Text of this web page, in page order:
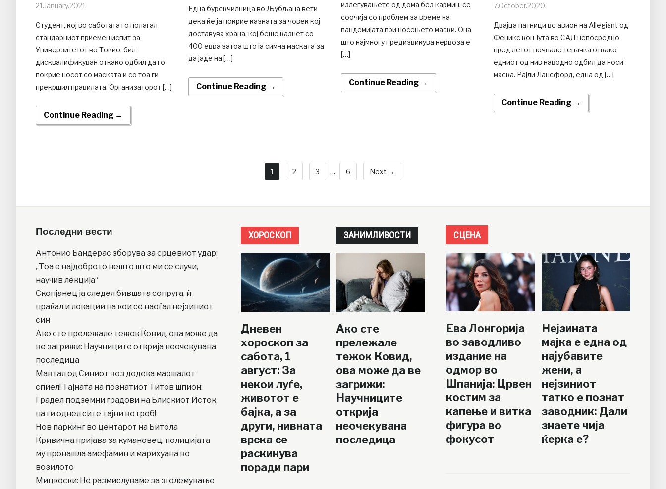
21.January.2021
Студент, кој во саботата го полагал
стандарниот приемен испит за
Универзитетот во Токио, бил
дисквалификуван откако одбил да го
покрие носот со маската и со тоа ги
прекршил правилата. Организаторот […]
Continue Reading →
Една бурекчилница во Љубљана вети
дека ќе ја покрие казната за човек кој
доставува храна, кој беше казнет со
400 евра затоа што ја симна маската за
да јаде на […]
Continue Reading →
излегувањето од дома без кармин, се
соочија со проблем за време на
пандемијата при носењето маски. Она
што најмногу предизвикува нервоза е
[…]
Continue Reading →
7.October.2020
Двајца патници во авион на Allegiant од
Феникс кон Јута во САД непосредно
пред летот почнале тепачка откако
едниот од нив наводно одбил да носи
маска. Рајли Лансфорд, една од […]
Continue Reading →
1 2 3 … 6 Next →
Последни вести
Антонио Бандерас зборува за срцевиот удар:
„Тоа е најдоброто нешто што ми се случи,
научив лекција“
Скопјанец ја следел бившата сопруга, ѝ
праќал и локации на кои се наоѓал нејзиниот
син
Ако сте прележале тежок Ковид, ова може да
ве загрижи: Научниците открија неочекувана
последица
Mавтал од Синиот воз додека маршалот
спиел! Тајната на познатиот Титов шпион:
Градел подземни градови на Блискиот Исток,
па ги однел сите тајни во гроб!
Нов паркинг во центарот на Битола
Кривична пријава за кумановец, полицијата
му пронашла амефамин и марихуана во
возилото
Мицкоски: Не размислуваме за зголемување
ХОРОСКОП
Дневен
хороскоп за
сабота, 1
август: За
некои луѓе,
животот е
бајка, а за
други, нивната
врска се
раскинува
поради пари
ЗАНИМЛИВОСТИ
Ако сте
прележале
тежок Ковид,
ова може да ве
загрижи:
Научниците
открија
неочекувана
последица
СЦЕНА
Ева Лонгорија
во заводливо
издание на
одмор во
Шпанија: Црвен
костим за
капење и витка
фигура во
фокусот
Нејзината
мајка е една од
најубавите
жени, а
нејзиниот
татко е познат
заводник: Дали
знаете чија
ќерка е?